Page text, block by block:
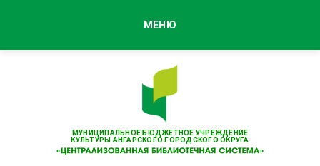
МУНИЦИПАЛЬНОЕ БЮДЖЕТНОЕ УЧРЕЖДЕНИЕ
КУЛЬТУРЫ АНГАРСКОГО ГОРОДСКОГО ОКРУГА
МЕНЮ